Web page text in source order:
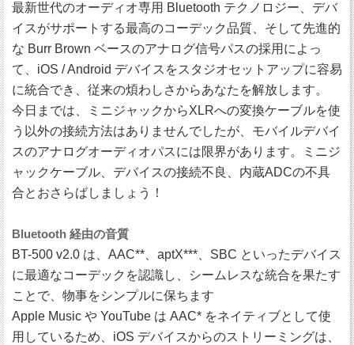
最新世代のオーディオ専用 Bluetooth テクノロジー、デバ
イスがサポートする最高のコーデック品質、そして先進的
な Burr Brown ベースのアナログ信号パスの採用によっ
て、iOS / Android デバイスをスタジオセットアップに容易
に統合でき、従来の煩わしさからあなたを解放します。
今日までは、ミニジャックからXLRへの変換ケーブルを使
う以外の接続方法はありませんでしたが、モバイルデバイ
スのアナログオーディオパスには限界があります。ミニジ
ャックケーブル、デバイスの接続不良、内蔵ADCの不具
合とおさらばしましょう！
Bluetooth 経由の音質
BT-500 v2.0 は、AAC**、aptX***、SBC といったデバイス
に最適なコーデックを認識し、シームレスな統合を果たす
ことで、物事をシンプルに保ちます
Apple Music や YouTube は AAC* をネイティブとして使
用しているため、iOS デバイスからのストリーミングは、